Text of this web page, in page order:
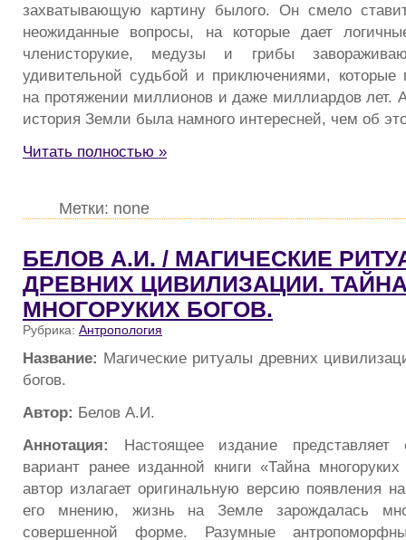
захватывающую картину былого. Он смело
неожиданные вопросы, на которые дает
членисторукие, медузы и грибы
удивительной судьбой и приключениями,
на протяжении миллионов и даже миллиардов лет.
история Земли была намного интересней, чем об
Читать полностью »
Метки: none
БЕЛОВ А.И. / МАГИЧЕСКИЕ
ДРЕВНИХ ЦИВИЛИЗАЦИИ.
МНОГОРУКИХ БОГОВ.
Рубрика: Антропология
Название: Магические ритуалы древних
богов.
Автор: Белов А.И.
Аннотация: Настоящее издание представляет
вариант ранее изданной книги «Тайна
автор излагает оригинальную версию появления
его мнению, жизнь на Земле зарождалась
совершенной форме. Разумные